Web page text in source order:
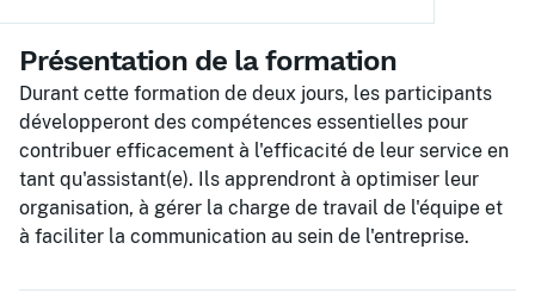
Présentation de la formation
Durant cette formation de deux jours, les participants
développeront des compétences essentielles pour
contribuer efficacement à l'efficacité de leur service en
tant qu'assistant(e). Ils apprendront à optimiser leur
organisation, à gérer la charge de travail de l'équipe et
à faciliter la communication au sein de l'entreprise.